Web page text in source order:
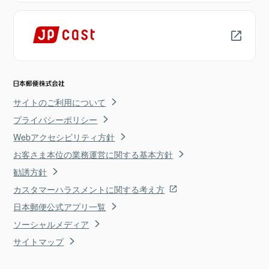
サイトのご利用について
プライバシーポリシー
Webアクセシビリティ方針
お客さま本位の業務運営に関する基本方針
勧誘方針
カスタマーハラスメントに関する考え方
日本郵便公式アプリ一覧
ソーシャルメディア
サイトマップ